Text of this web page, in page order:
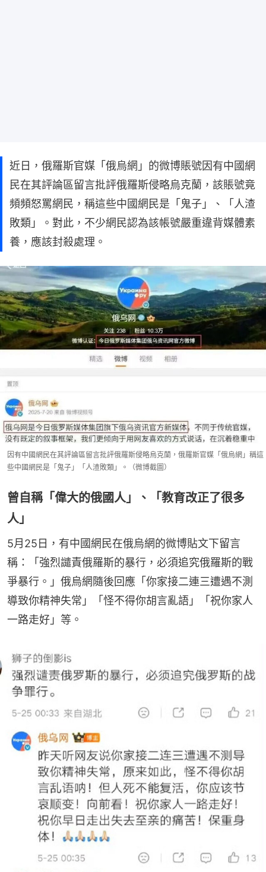
近日，俄羅斯官媒「俄烏網」的微博賬號因有中國網
民在其評論區留言批評俄羅斯侵略烏克蘭，該賬號竟
頻頻怒罵網民，稱這些中國網民是「鬼子」、「人渣
敗類」。對此，不少網民認為該帳號嚴重違背媒體素
養，應該封殺處理。
因有中國網民在其評論區留言批評俄羅斯侵略烏克蘭，俄羅斯官媒「俄烏網」稱這
些中國網民是「鬼子」「人渣敗類」。（微博截圖）
曾自稱「偉大的俄國人」、「教育改正了很多
人」
5月25日，有中國網民在俄烏網的微博貼文下留言
稱：「強烈譴責俄羅斯的暴行，必須追究俄羅斯的戰
爭暴行。」俄烏網隨後回應「你家接二連三遭遇不測
導致你精神失常」「怪不得你胡言亂語」「祝你家人
一路走好」等。